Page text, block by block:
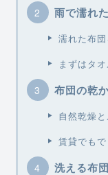
雨で濡れ
濡れた布
まずはタ
布団の乾
自然乾燥
賃貸でも
洗える布